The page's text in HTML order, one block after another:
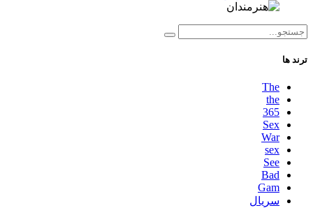
ترند ها
The
the
365
Sex
War
sex
See
Bad
Gam
سریال